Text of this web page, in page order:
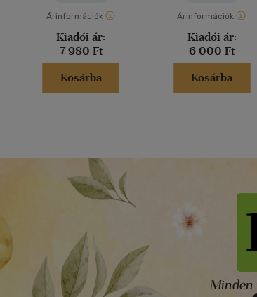
Árinformációk
Kiadói ár:
7 980 Ft
Kosárba
Árinformációk
Kiadói ár:
6 000 Ft
Kosárba